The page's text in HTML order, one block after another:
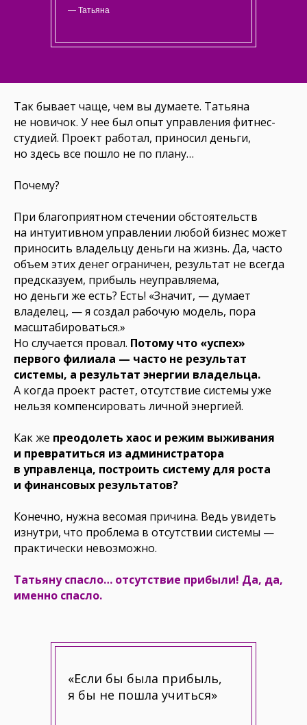
— Татьяна
Так бывает чаще, чем вы думаете. Татьяна
не новичок. У нее был опыт управления фитнес-
студией. Проект работал, приносил деньги,
но здесь все пошло не по плану…
Почему?
При благоприятном стечении обстоятельств
на интуитивном управлении любой бизнес может
приносить владельцу деньги на жизнь. Да, часто
объем этих денег ограничен, результат не всегда
предсказуем, прибыль неуправляема,
но деньги же есть? Есть! «Значит, — думает
владелец, — я создал рабочую модель, пора
масштабироваться.»
Но случается провал. Потому что «успех»
первого филиала — часто не результат
системы, а результат энергии владельца.
А когда проект растет, отсутствие системы уже
нельзя компенсировать личной энергией.
Как же преодолеть хаос и режим выживания
и превратиться из администратора
в управленца, построить систему для роста
и финансовых результатов?
Конечно, нужна весомая причина. Ведь увидеть
изнутри, что проблема в отсутствии системы —
практически невозможно.
Татьяну спасло… отсутствие прибыли! Да, да,
именно спасло.
«Если бы была прибыль,
я бы не пошла учиться»